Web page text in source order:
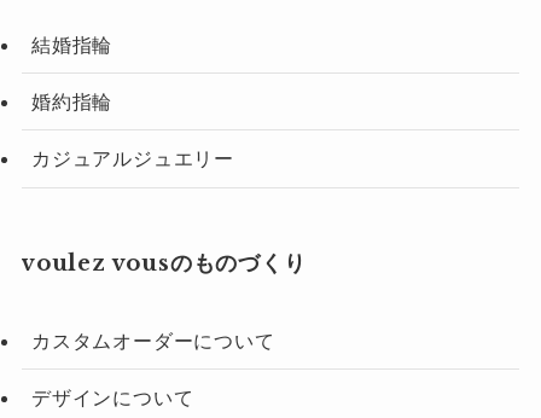
結婚指輪
婚約指輪
カジュアルジュエリー
voulez vousのものづくり
カスタムオーダーについて
デザインについて